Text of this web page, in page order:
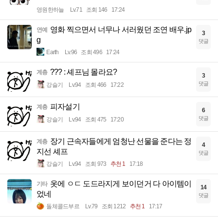
영원한하늘 Lv.71 조회 146 17:24
연예
영화 찍으면서 너무나 서러웠던 조연 배우.jp
g
Earth Lv.96 조회 496 17:24
3
댓글
계층 ??? : 셰프님 몰라요?
강슬기 Lv.94 조회 466 17:22
3
댓글
계층 피자설기
강슬기 Lv.94 조회 475 17:20
6
댓글
계층 장기 근속자들에게 엄청난 선물을 준다는 정
지선 셰프
강슬기 Lv.94 조회 973 추천 1 17:18
4
댓글
기타 옷에 ㅇㄷ 도드라지게 보이던거 다 아이템이
었네
돌체콜드부르 Lv.79 조회 1212 추천 1 17:17
14
댓글